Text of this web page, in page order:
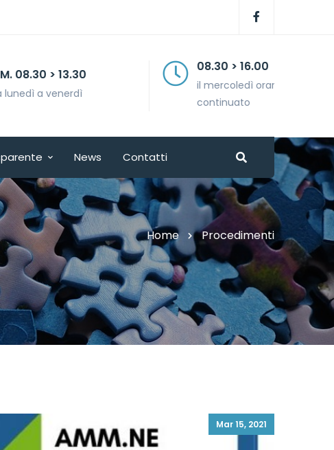
08.30 > 16.00
il mercoledì orario
News Contatti
Home Procedimenti
Mar 15, 2021